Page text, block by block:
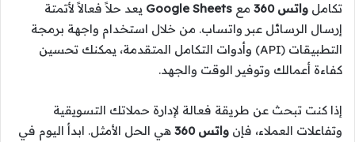
تكامل واتس 360 مع Google Sheets يعد حلاً فعالاً لأتمتة
إرسال الرسائل عبر واتساب. من خلال استخدام واجهة برمجة
التطبيقات (API) وأدوات التكامل المتقدمة، يمكنك تحسين
كفاءة أعمالك وتوفير الوقت والجهد.
إذا كنت تبحث عن طريقة فعالة لإدارة حملاتك التسويقية
وتفاعلات العملاء، فإن واتس 360 هي الحل الأمثل. ابدأ اليوم في